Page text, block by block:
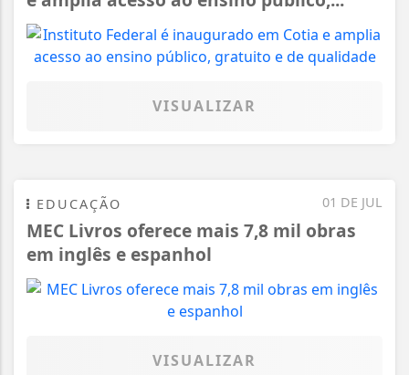
VISUALIZAR
01 DE JUL
EDUCAÇÃO
MEC Livros oferece mais 7,8 mil obras
em inglês e espanhol
VISUALIZAR